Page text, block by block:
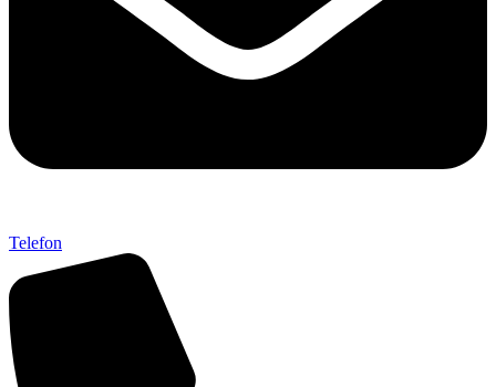
Telefon